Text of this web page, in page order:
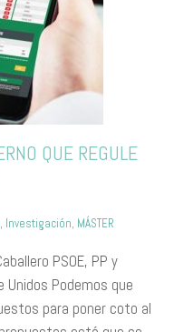
QUE REGULE
, Investigación, MÁSTER
PSOE, PP y
Unidos Podemos que
para poner coto al